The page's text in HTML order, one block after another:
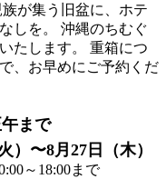
が集う旧盆に、ホテ
しを。 沖縄のちむぐ
たします。 重箱につ
、お早めにご予約くだ
まで
）〜8月27日（木）
～ 18:00まで